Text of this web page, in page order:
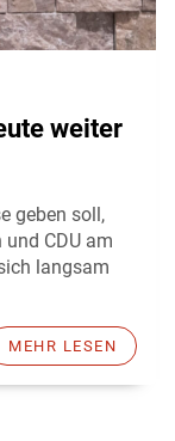
weiter
geben soll,
CDU am
langsam
MEHR LESEN